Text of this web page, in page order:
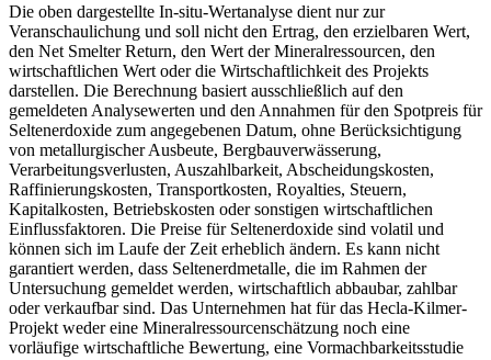
Die oben dargestellte In-situ-Wertanalyse dient nur zur
Veranschaulichung und soll nicht den Ertrag, den erzielbaren Wert,
den Net Smelter Return, den Wert der Mineralressourcen, den
wirtschaftlichen Wert oder die Wirtschaftlichkeit des Projekts
darstellen. Die Berechnung basiert ausschließlich auf den
gemeldeten Analysewerten und den Annahmen für den Spotpreis für
Seltenerdoxide zum angegebenen Datum, ohne Berücksichtigung
von metallurgischer Ausbeute, Bergbauverwässerung,
Verarbeitungsverlusten, Auszahlbarkeit, Abscheidungskosten,
Raffinierungskosten, Transportkosten, Royalties, Steuern,
Kapitalkosten, Betriebskosten oder sonstigen wirtschaftlichen
Einflussfaktoren. Die Preise für Seltenerdoxide sind volatil und
können sich im Laufe der Zeit erheblich ändern. Es kann nicht
garantiert werden, dass Seltenerdmetalle, die im Rahmen der
Untersuchung gemeldet werden, wirtschaftlich abbaubar, zahlbar
oder verkaufbar sind. Das Unternehmen hat für das Hecla-Kilmer-
Projekt weder eine Mineralressourcenschätzung noch eine
vorläufige wirtschaftliche Bewertung, eine Vormachbarkeitsstudie